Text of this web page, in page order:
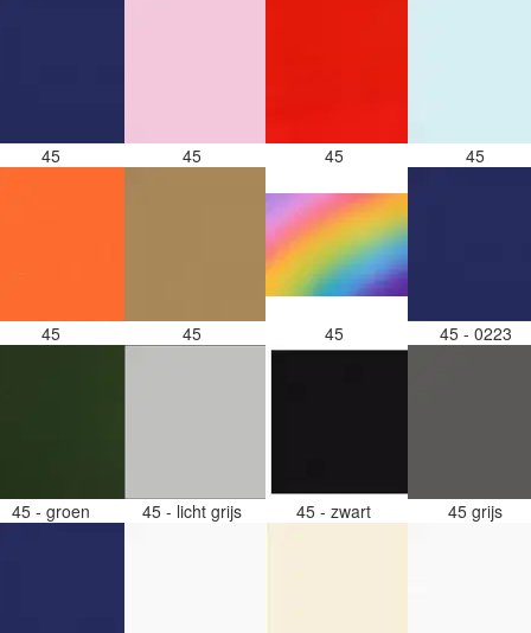
45 45 45 45
45 45 45 45 - 0223
45 - groen 45 - licht grijs 45 - zwart 45 grijs